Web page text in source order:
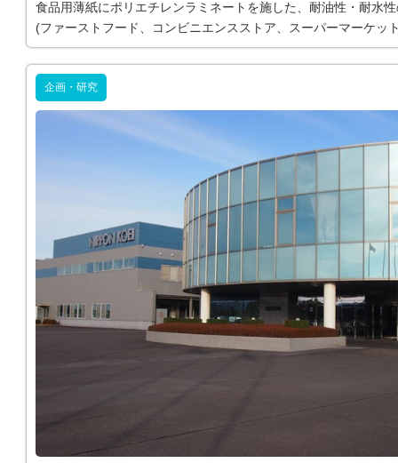
食品用薄紙にポリエチレンラミネートを施した、耐油性・耐水
(ファーストフード、コンビニエンスストア、スーパーマーケッ
企画・研究